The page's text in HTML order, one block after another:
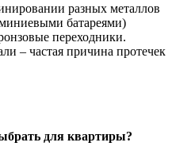
разных металлов
батареями)
переходники.
– частая причина протечек
для квартиры?